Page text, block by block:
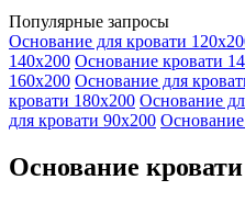
Популярные запросы
Основание для кровати
140х200 Основание кровати
160х200 Основание для
кровати 180х200 Основание
для кровати 90х200 Основание
Основание